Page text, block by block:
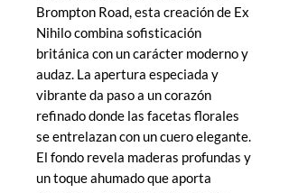
Brompton Road, esta creación de Ex
Nihilo combina sofisticación
británica con un carácter moderno y
audaz. La apertura especiada y
vibrante da paso a un corazón
refinado donde las facetas florales
se entrelazan con un cuero elegante.
El fondo revela maderas profundas y
un toque ahumado que aporta